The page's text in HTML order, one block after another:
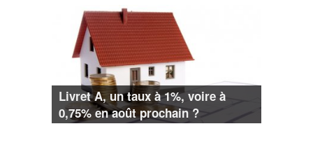
Livret A, un taux à 1%, voire à
0,75% en août prochain ?